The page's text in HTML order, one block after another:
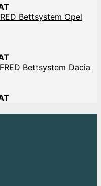
Bettsystem Opel
FRED Bettsystem Dacia